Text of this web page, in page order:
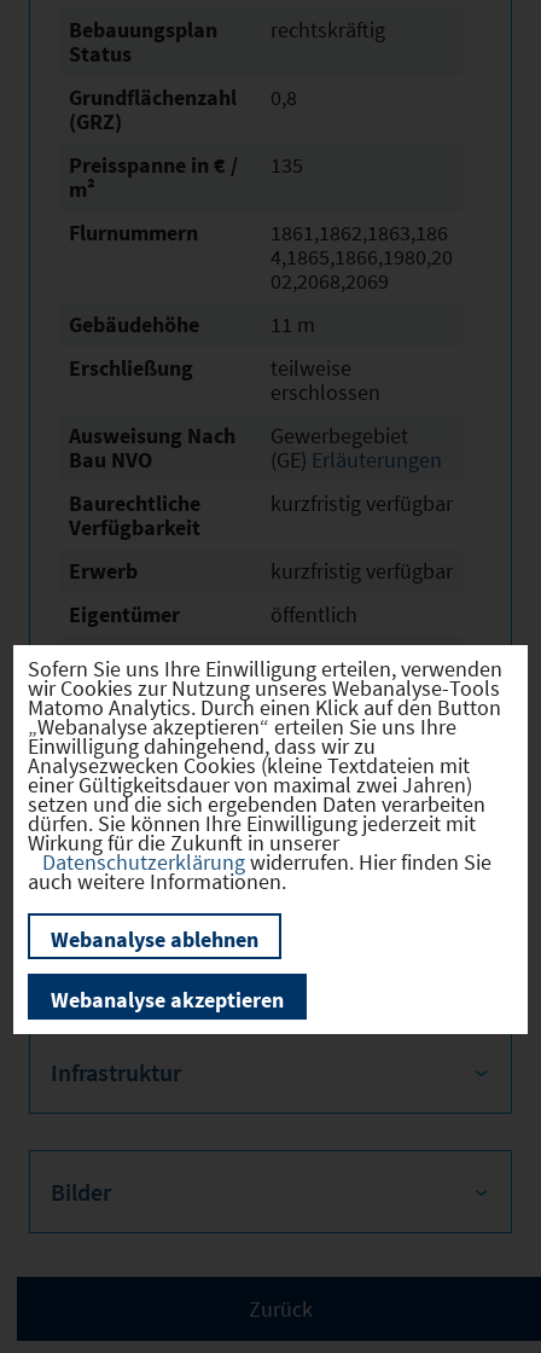
Bebauungsplan
Status
rechtskräftig
Grundflächen­zahl
(GRZ)
0,8
Preisspanne in € /
m²
135
Flurnummern
1861,1862,1863,186
4,1865,1866,1980,20
02,2068,2069
Gebäudehöhe
11 m
Erschließung
teilweise
erschlossen
Ausweisung Nach
Bau NVO
Gewerbegebiet
(GE) Erläuterungen
Baurechtliche
Verfügbarkeit
kurzfristig verfügbar
Erwerb
kurzfristig verfügbar
Eigentümer
öffentlich
Derzeitige Nutzung
keine Nutzung
Beschreibung /
besondere
Merkmale
Eigentümer: Stadt
Illertissen
Baurechtlich
verfügbar
voraussichtlich ab
Oktober 2025
Verkehr
Infrastruktur
Bilder
Sofern Sie uns Ihre Einwilligung erteilen, verwenden
wir Cookies zur Nutzung unseres Webanalyse-Tools
Matomo Analytics. Durch einen Klick auf den Button
„Webanalyse akzeptieren“ erteilen Sie uns Ihre
Einwilligung dahingehend, dass wir zu
Analysezwecken Cookies (kleine Textdateien mit
einer Gültigkeitsdauer von maximal zwei Jahren)
setzen und die sich ergebenden Daten verarbeiten
dürfen. Sie können Ihre Einwilligung jederzeit mit
Wirkung für die Zukunft in unserer
Datenschutzerklärungwiderrufen. Hier finden Sie
auch weitere Informationen.
Webanalyse ablehnen
Webanalyse akzeptieren